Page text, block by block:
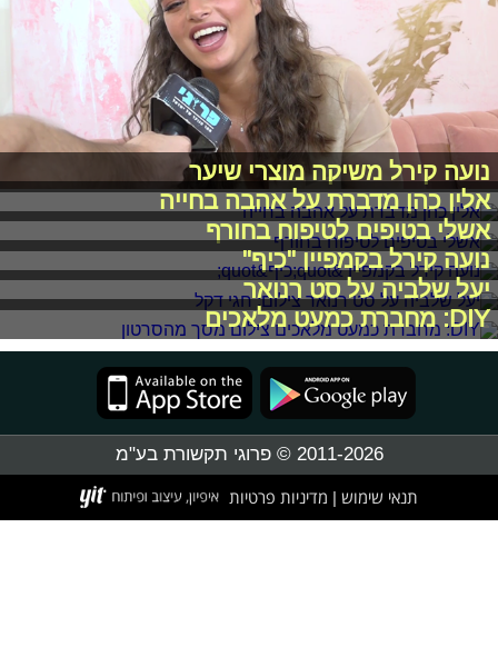
נועה קירל משיקה מוצרי שיער
אלין כהן מדברת על אהבה בחייה
אשלי בטיפים לטיפוח בחורף
נועה קירל בקמפיין "כיף"
יעל שלביה על סט רנואר
DIY: מחברת כמעט מלאכים
2011-2026 © פרוגי תקשורת בע"מ
תנאי שימוש מדיניות פרטיות